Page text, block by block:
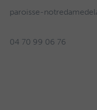
paroisse-
04 70 99 06 76